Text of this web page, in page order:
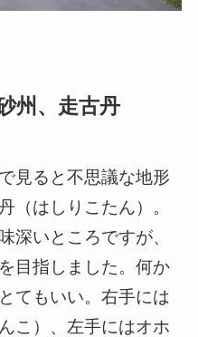
州、走古丹
見ると不思議な地形
（はしりこたん）。
深いところですが、
目指しました。何か
てもいい。右手には
こ）、左手にはオホ